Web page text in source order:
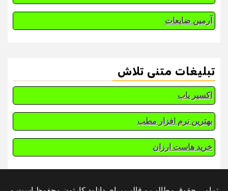
آرمین ضایعات
تبلیغات متنی تلاش
اکسیر یاب
بهترین نرم افزار مطب
خرید هاست ارزان